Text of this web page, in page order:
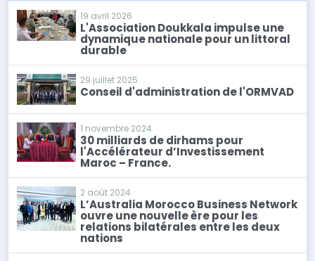
19 avril 2026
L'Association Doukkala impulse une
dynamique nationale pour un littoral
durable
29 juillet 2025
Conseil d'administration de l'ORMVAD
1 novembre 2024
30 milliards de dirhams pour
l'Accélérateur d’Investissement
Maroc – France.
2 août 2024
L’Australia Morocco Business Network
ouvre une nouvelle ère pour les
relations bilatérales entre les deux
nations